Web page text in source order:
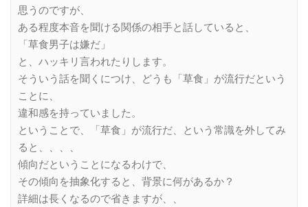
思うのですが、
ある程度本音を聞ける関係の相手と話していると、
「草食男子は嫌だ」
と、ハッキリ言われたりします。
そういう話を聞くにつけ、どうも「草食」が流行だという
ことに、
違和感を持っていました。
ということで、「草食」が流行だ、という常識を外してみ
ると、、、、
傾向だということになるわけで、
その傾向を抽象化すると、背景に何があるか？
詳細は長くなるので省きますが、、